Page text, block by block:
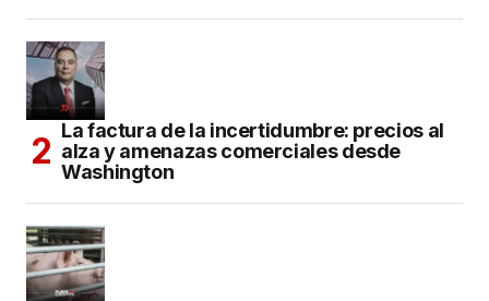
La factura de la incertidumbre: precios al
alza y amenazas comerciales desde
Washington